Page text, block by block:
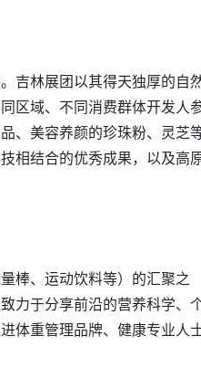
吉林展团以其得天独厚的自
区域、不同消费群体开发人
、美容养颜的珍珠粉、灵芝
相结合的优秀成果，以及高
棒、运动饮料等）的汇聚之
力于分享前沿的营养科学、
体重管理品牌、健康专业人